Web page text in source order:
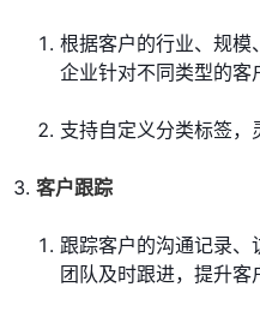
根据客户的行业、规模
企业针对不同类型的客
支持自定义分类标签，
客户跟踪
跟踪客户的沟通记录
团队及时跟进，提升客